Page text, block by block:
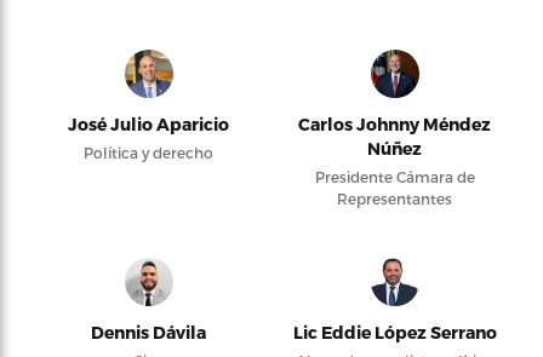
José Julio Aparicio
Política y derecho
Carlos Johnny Méndez
Núñez
Presidente Cámara de
Representantes
Dennis Dávila Lic Eddie López Serrano